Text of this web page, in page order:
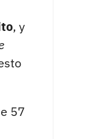
, y
57